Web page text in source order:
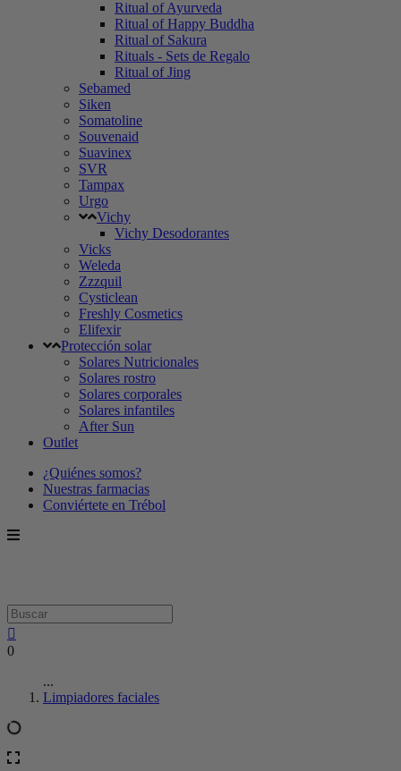
Ritual of Ayurveda
Ritual of Happy Buddha
Ritual of Sakura
Rituals - Sets de Regalo
Ritual of Jing
Sebamed
Siken
Somatoline
Souvenaid
Suavinex
SVR
Tampax
Urgo
Vichy
Vichy Desodorantes
Vicks
Weleda
Zzzquil
Cysticlean
Freshly Cosmetics
Elifexir
Protección solar
Solares Nutricionales
Solares rostro
Solares corporales
Solares infantiles
After Sun
Outlet
¿Quiénes somos?
Nuestras farmacias
Conviértete en Trébol
0
...
Limpiadores faciales